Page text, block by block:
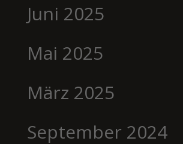
Juni 2025
Mai 2025
März 2025
September 2024